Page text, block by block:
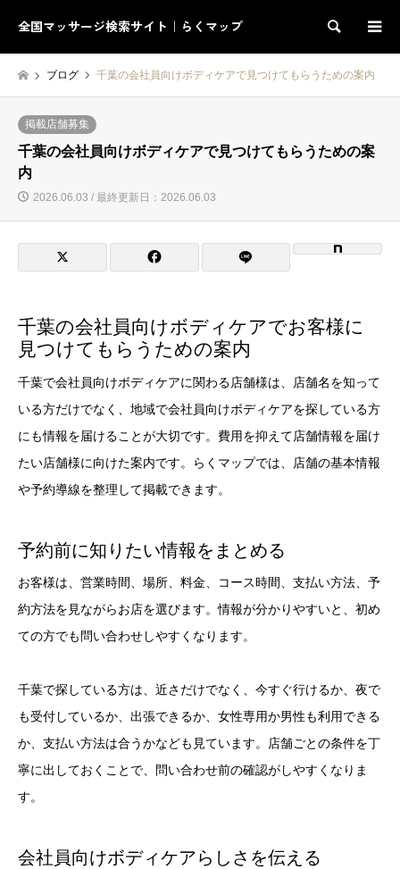
全国マッサージ検索サイト｜らくマップ 検索
ブログ 千葉の会社員向けボディケアで見つけてもらうための案内
掲載店舗募集
千葉の会社員向けボディケアで見つけてもらうための案
内
2026.06.03 / 最終更新日：2026.06.03
千葉の会社員向けボディケアでお客様に
見つけてもらうための案内
千葉で会社員向けボディケアに関わる店舗様は、店舗名を知って
いる方だけでなく、地域で会社員向けボディケアを探している方
にも情報を届けることが大切です。費用を抑えて店舗情報を届け
たい店舗様に向けた案内です。らくマップでは、店舗の基本情報
や予約導線を整理して掲載できます。
予約前に知りたい情報をまとめる
お客様は、営業時間、場所、料金、コース時間、支払い方法、予
約方法を見ながらお店を選びます。情報が分かりやすいと、初め
ての方でも問い合わせしやすくなります。
千葉で探している方は、近さだけでなく、今すぐ行けるか、夜で
も受付しているか、出張できるか、女性専用か男性も利用できる
か、支払い方法は合うかなども見ています。店舗ごとの条件を丁
寧に出しておくことで、問い合わせ前の確認がしやすくなりま
す。
会社員向けボディケアらしさを伝える